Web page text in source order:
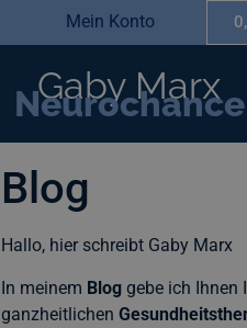
Mein Konto
Gaby Marx
Neurochance
Blog
Hallo, hier schreibt Gaby Marx
In meinem Blog gebe ich Ihnen
ganzheitlichen